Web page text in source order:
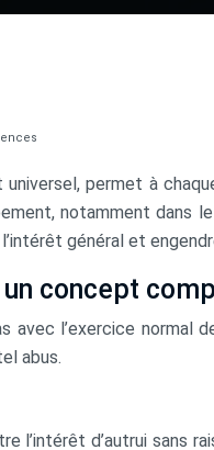
permet à
notamment dans
général et
concept
avec l’exercice
abus.
l’intérêt d’autrui sans